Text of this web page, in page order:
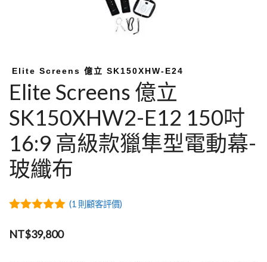
Elite Screens 億立 SK150XHW-E24
Elite Screens 億立
SK150XHW2-E12 150吋
16:9 高級款獵隼型電動幕-
玻纖布
5
(1 則顧客評價)
NT$39,800